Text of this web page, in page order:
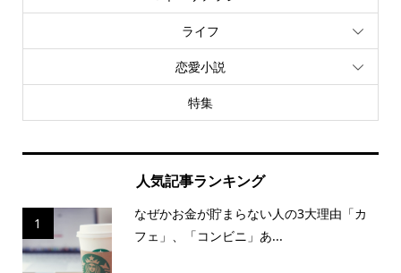
ライフ
恋愛小説
特集
人気記事ランキング
1
なぜかお金が貯まらない人の3大理由「カ
フェ」、「コンビニ」あ...